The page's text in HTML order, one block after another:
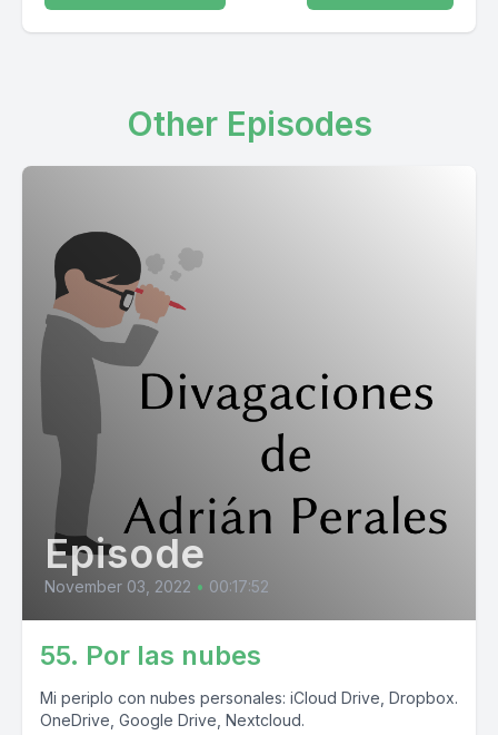
Other Episodes
Episode
November 03, 2022 • 00:17:52
55. Por las nubes
Mi periplo con nubes personales: iCloud Drive, Dropbox.
OneDrive, Google Drive, Nextcloud.